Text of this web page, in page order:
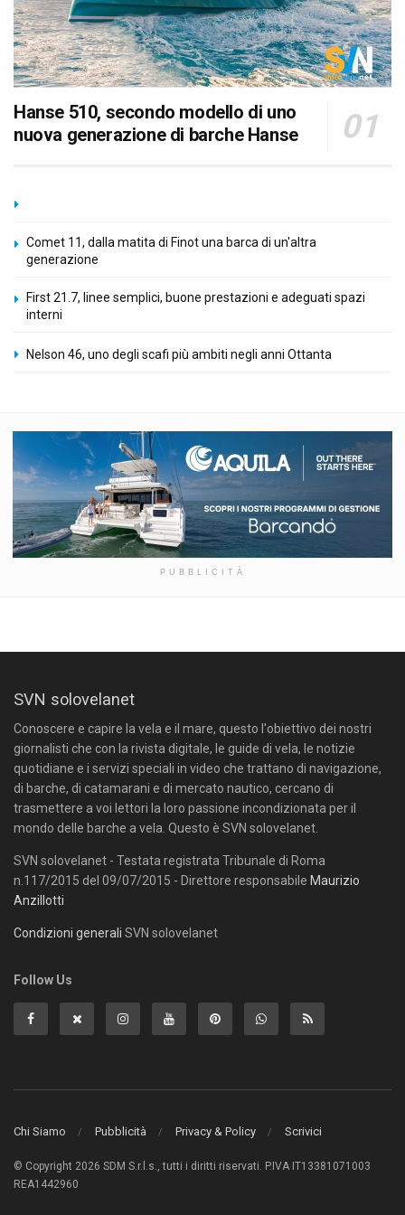
Hanse 510, secondo modello di uno
nuova generazione di barche Hanse
Comet 11, dalla matita di Finot una barca di un'altra
generazione
First 21.7, linee semplici, buone prestazioni e adeguati spazi
interni
Nelson 46, uno degli scafi più ambiti negli anni Ottanta
PUBBLICITÀ
SVN solovelanet
Conoscere e capire la vela e il mare, questo l'obiettivo dei nostri
giornalisti che con la rivista digitale, le guide di vela, le notizie
quotidiane e i servizi speciali in video che trattano di navigazione,
di barche, di catamarani e di mercato nautico, cercano di
trasmettere a voi lettori la loro passione incondizionata per il
mondo delle barche a vela. Questo è SVN solovelanet.
SVN solovelanet - Testata registrata Tribunale di Roma
n.117/2015 del 09/07/2015 - Direttore responsabile Maurizio
Anzillotti
Condizioni generali SVN solovelanet
Follow Us
Chi Siamo Pubblicità Privacy & Policy Scrivici
© Copyright 2026 SDM S.r.l.s., tutti i diritti riservati. P.IVA IT13381071003
REA1442960